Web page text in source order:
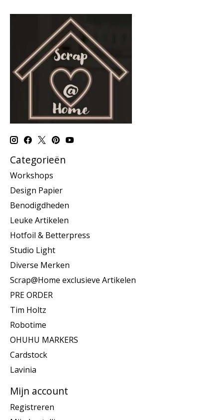
Categorieën
Workshops
Design Papier
Benodigdheden
Leuke Artikelen
Hotfoil & Betterpress
Studio Light
Diverse Merken
Scrap@Home exclusieve Artikelen
PRE ORDER
Tim Holtz
Robotime
OHUHU MARKERS
Cardstock
Lavinia
Mijn account
Registreren